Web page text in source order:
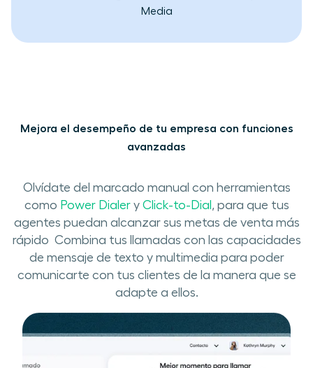
Media
Mejora el​ desempeño de tu empresa con funciones
avanzadas
Olvídate del marcado manual con herramientas
como ​ Power Dialer​ y ​ Click-to-Dial ​, ​para que tus​​
agentes puedan alcanzar sus metas de venta más
rápido ​​ Combina tus llamadas con las capacidades
de​ mensaje de texto y multimedia​ ​para poder
comunicarte con tus clientes de la manera que se
adapte a ellos.